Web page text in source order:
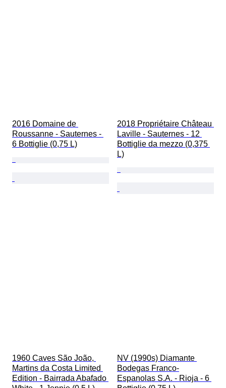
2016 Domaine de
Roussanne - Sauternes -
6 Bottiglie (0,75 L)
2018 Propriétaire Château
Laville - Sauternes - 12
Bottiglie da mezzo (0,375
L)
1960 Caves São João,
Martins da Costa Limited
Edition - Bairrada Abafado
NV (1990s) Diamante
Bodegas Franco-
Espanolas S.A. - Rioja - 6